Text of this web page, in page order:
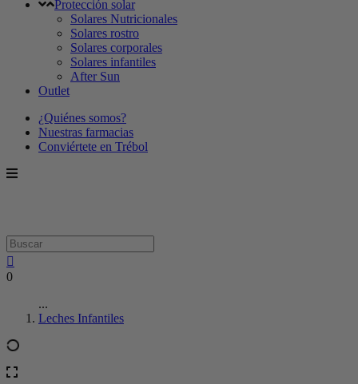
Protección solar
Solares Nutricionales
Solares rostro
Solares corporales
Solares infantiles
After Sun
Outlet
¿Quiénes somos?
Nuestras farmacias
Conviértete en Trébol
0
...
Leches Infantiles